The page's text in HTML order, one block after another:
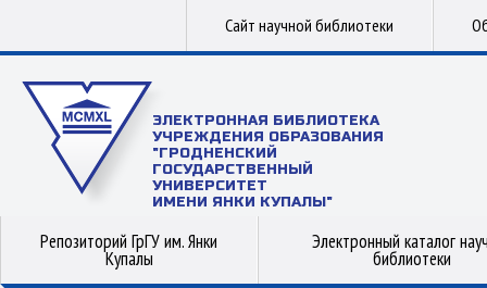
Сайт научной библиотеки
ЭЛЕКТРОННАЯ БИБЛИОТЕКА
УЧРЕЖДЕНИЯ ОБРАЗОВАНИЯ
"ГРОДНЕНСКИЙ
ГОСУДАРСТВЕННЫЙ
УНИВЕРСИТЕТ
ИМЕНИ ЯНКИ КУПАЛЫ"
Репозиторий ГрГУ им. Янки
Купалы
Электронный каталог
библиотеки